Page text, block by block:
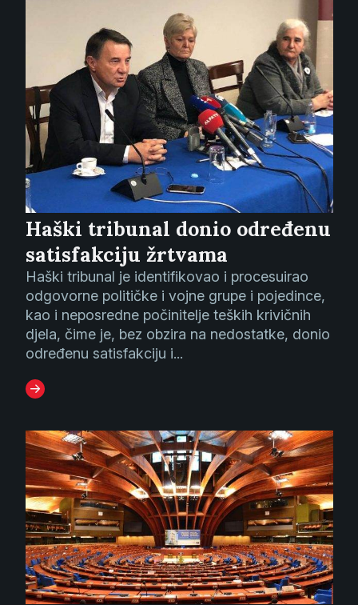
Haški tribunal donio određenu
satisfakciju žrtvama
Haški tribunal je identifikovao i procesuirao
odgovorne političke i vojne grupe i pojedince,
kao i neposredne počinitelje teških krivičnih
djela, čime je, bez obzira na nedostatke, donio
određenu satisfakciju i...